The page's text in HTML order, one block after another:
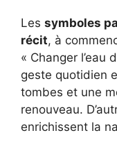
Les symboles
récit, à
« Changer l’eau
geste quotidien
tombes et une
renouveau.
enrichissent la